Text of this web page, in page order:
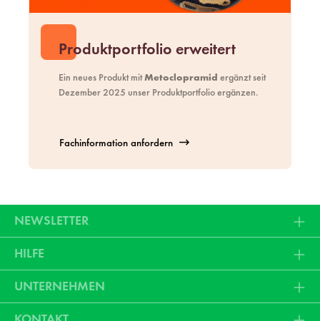
Produktportfolio erweitert
Ein neues Produkt mitMetoclopramid ergänzt seit
Dezember 2025 unser Produktportfolioergänzen.
Fachinformation anfordern
NEWSLETTER
HILFE
UNTERNEHMEN